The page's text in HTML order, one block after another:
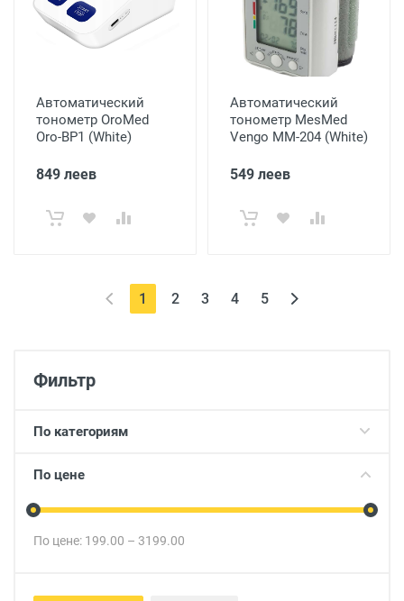
Фильтр
По категориям
По цене
По цене: 199.00 – 3199.00
Автоматический
тонометр OroMed
Oro-BP1 (White)
849 леев
Автоматический
тонометр MesMed
Vengo MM-204 (White)
549 леев
1 (current)
2 3 4 5